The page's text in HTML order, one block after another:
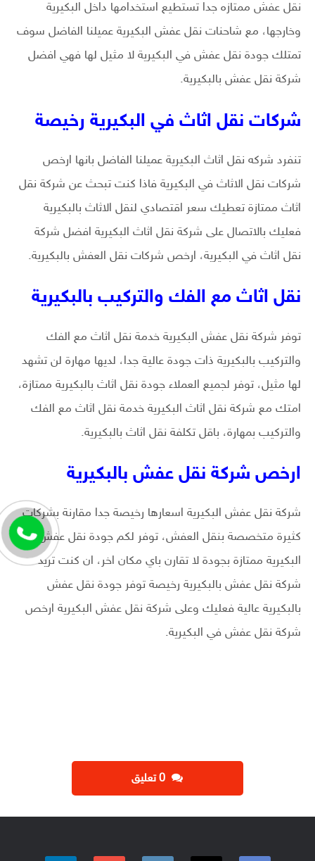
نقل عفش ممتازه جدا تستطيع استخدامها داخل البكيرية
وخارجها، مع شاحنات نقل عفش البكيرية عميلنا الفاضل سوف
تمتلك جودة نقل عفش في البكيرية لا مثيل لها فهي افضل
شركة نقل عفش بالبكيرية.
شركات نقل اثاث في البكيرية رخيصة
تنفرد شركه نقل اثاث البكيرية عميلنا الفاضل بانها ارخص
شركات نقل الاثاث في البكيرية فاذا كنت تبحث عن شركة نقل
اثاث ممتازة تعطيك سعر اقتصادي لنقل الاثاث بالبكيرية
فعليك بالاتصال على شركة نقل اثاث البكيرية افضل شركة
نقل اثاث في البكيرية، ارخص شركات نقل العفش بالبكيرية.
نقل اثاث مع الفك والتركيب بالبكيرية
توفر شركة نقل عفش البكيرية خدمة نقل اثاث مع الفك
والتركيب بالبكيرية ذات جودة عالية جدا، لديها مهارة لن تشهد
لها مثيل، توفر لجميع العملاء جودة نقل اثاث بالبكيرية ممتازة،
امتك مع شركة نقل اثاث البكيرية خدمة نقل اثاث مع الفك
والتركيب بمهارة، باقل تكلفة نقل اثاث بالبكيرية.
ارخص شركة نقل عفش بالبكيرية
شركة نقل عفش البكيرية اسعارها رخيصة جدا مقارنة بشركات
كثيرة متخصصة بنقل العفش، توفر لكم جودة نقل عفش في
البكيرية ممتازة بجودة لا تقارن باي مكان اخر، ان كنت تريد
شركة نقل عفش بالبكيرية رخيصة توفر جودة نقل عفش
بالبكيرية عالية فعليك وعلى شركة نقل عفش البكيرية ارخص
شركة نقل عفش في البكيرية.